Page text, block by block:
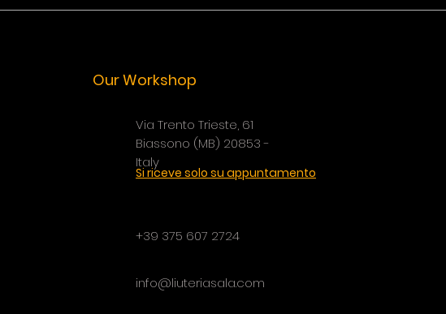
Our Workshop
Via Trento Trieste, 61
Biassono (MB) 20853 -
Italy
+39 375 607 2724
info@liuteriasala.com
Si riceve solo su appuntamento